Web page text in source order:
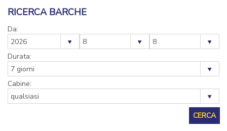
RICERCA BARCHE
Da:
Durata:
Cabine: